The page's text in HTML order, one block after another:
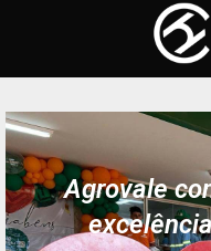
Agrovale